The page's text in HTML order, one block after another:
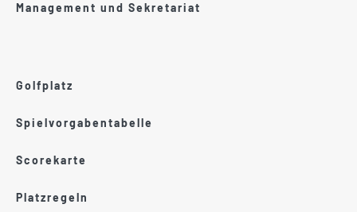
Management und Sekretariat
Golfplatz
Spielvorgabentabelle
Scorekarte
Platzregeln